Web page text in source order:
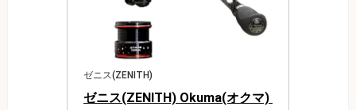
ゼニス(ZENITH)
ゼニス(ZENITH) Okuma(オクマ)